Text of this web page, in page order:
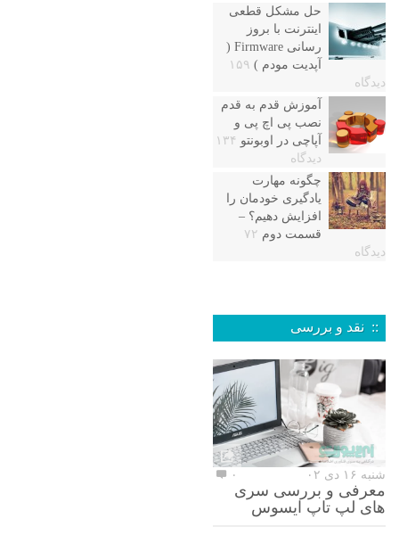
حل مشکل قطعی
اینترنت با بروز
رسانی Firmware (
آپدیت مودم ) ۱۵۹
دیدگاه
آموزش قدم به قدم
نصب پی اچ پی و
آپاچی در اوبونتو ۱۳۴
دیدگاه
چگونه مهارت
یادگیری خودمان را
افزایش دهیم؟ –
قسمت دوم ۷۲
دیدگاه
:: نقد و بررسی
شنبه ۱۶ دی ۰۲ ۰
معرفی و بررسی سری
های لپ تاپ ایسوس